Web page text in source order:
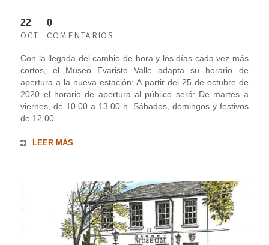
22
OCT
0
COMENTARIOS
Con la llegada del cambio de hora y los días cada vez más
cortos, el Museo Evaristo Valle adapta su horario de
apertura a la nueva estación: A partir del 25 de octubre de
2020 el horario de apertura al público será: De martes a
viernes, de 10.00 a 13.00 h. Sábados, domingos y festivos
de 12.00...
LEER MÁS